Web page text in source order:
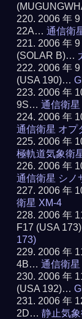
2006 年
22A…通信衛
2006 年
(SOLAR B)…
2006 年
(USA 190)…
2006 年
9S…通信衛
2006 年
通信衛星 オプ
2006 年
極軌道気象衛
2006 年
通信衛星 シノ
2006 年
衛星 XM-4
2006 年
F17 (USA
173)
2006 年
4B…通信衛
2006 年
(USA 192)…
2006 年
2D…静止気